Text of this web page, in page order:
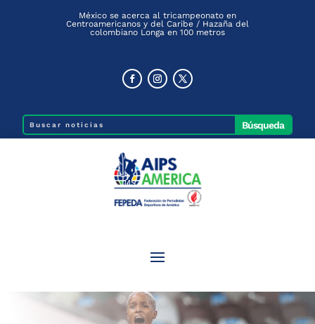
México se acerca al tricampeonato en
Centroamericanos y del Caribe / Hazaña del
colombiano Longa en 100 metros